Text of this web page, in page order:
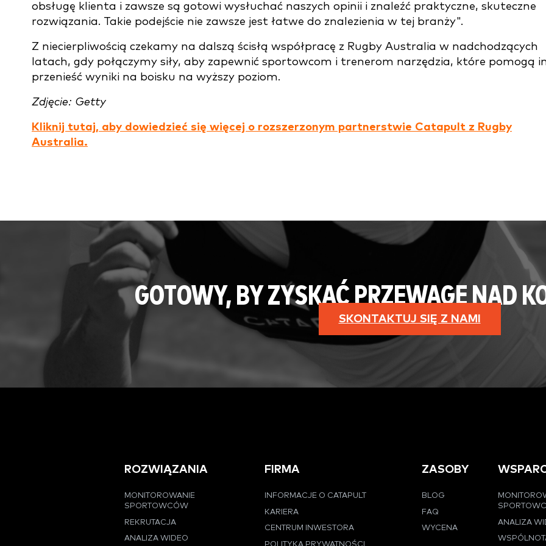
obsługę klienta i zawsze są gotowi wysłuchać naszych opinii i znaleźć praktyczne, skuteczne
rozwiązania. Takie podejście nie zawsze jest łatwe do znalezienia w tej branży".
Z niecierpliwością czekamy na dalszą ścisłą współpracę z Rugby Australia w nadchodzących
latach, gdy połączymy siły, aby zapewnić sportowcom i trenerom narzędzia, które pomogą
przenieść wyniki na boisku na wyższy poziom.
Zdjęcie: Getty
Kliknij tutaj, aby dowiedzieć się więcej o rozszerzonym partnerstwie Catapult z Rugby
Australia.
GOTOWY, BY ZYSKAĆ PRZEWAGĘ NAD
SKONTAKTUJ SIĘ Z NAMI
ROZWIĄZANIA
MONITOROWANIE
SPORTOWCÓW
REKRUTACJA
ANALIZA WIDEO
FIRMA
INFORMACJE O CATAPULT
KARIERA
CENTRUM INWESTORA
POLITYKA PRYWATNOŚCI
ZASOBY
BLOG
FAQ
WYCENA
ANALIZA